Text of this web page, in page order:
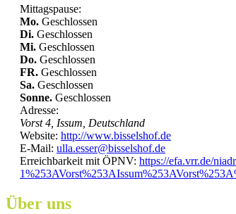
Mittagspause:
Mo. Geschlossen
Di. Geschlossen
Mi. Geschlossen
Do. Geschlossen
FR. Geschlossen
Sa. Geschlossen
Sonne. Geschlossen
Adresse:
Vorst 4, Issum, Deutschland
Website: http://www.bisselshof.de
E-Mail: ulla.esser@bisselshof.de
Erreichbarkeit mit ÖPNV: https://efa.vrr.de/
Über uns